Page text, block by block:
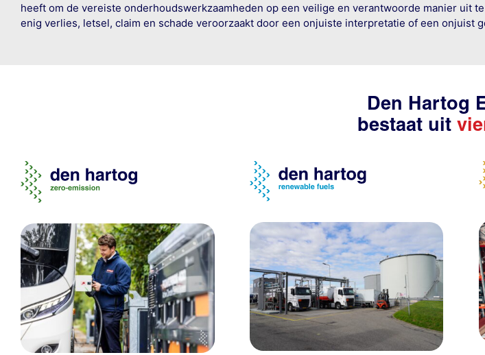
heeft om de vereiste onderhoudswerkzaamheden op een veilige en verantwoorde manier uit
enig verlies, letsel, claim en schade veroorzaakt door een onjuiste interpretatie of een onjuist
Den Hartog
bestaat uit